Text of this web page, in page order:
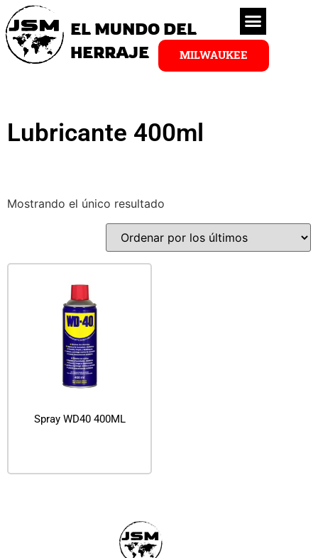
EL MUNDO DEL
HERRAJE
MILWAUKEE
Lubricante 400ml
Mostrando el único resultado
Spray WD40 400ML